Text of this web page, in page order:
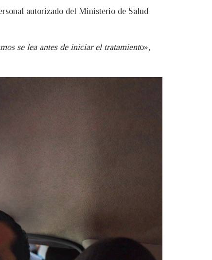
autorizado del Ministerio de Salud
se lea antes de iniciar el tratamiento»,